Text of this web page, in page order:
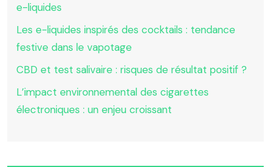
e-liquides
Les e-liquides inspirés des cocktails : tendance
festive dans le vapotage
CBD et test salivaire : risques de résultat positif ?
L’impact environnemental des cigarettes
électroniques : un enjeu croissant